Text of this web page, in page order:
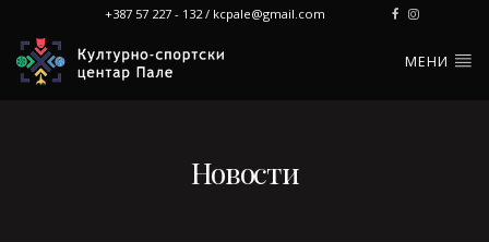
+387 57 227 - 132 / kcpale@gmail.com
МЕНИ
Новости